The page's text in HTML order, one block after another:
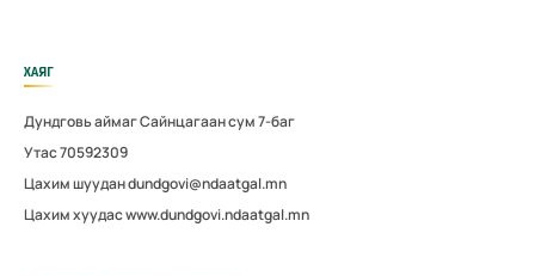
ХАЯГ
Дундговь аймаг Сайнцагаан сум 7-баг
Утас 70592309
Цахим шуудан dundgovi@ndaatgal.mn
Цахим хуудас www.dundgovi.ndaatgal.mn